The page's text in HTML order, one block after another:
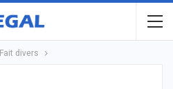
Fait divers